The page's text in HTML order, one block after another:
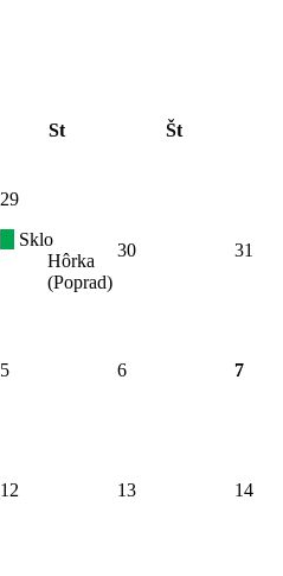
St Št
29
Sklo
Hôrka
(Poprad)
30 31
5 6
7
12 13 14